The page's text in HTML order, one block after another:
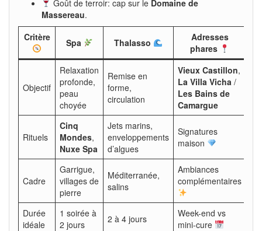
Goût de terroir: cap sur le Domaine de
Massereau.
Critère
Spa Thalasso
Adresses
phares
Objectif
Relaxation
profonde,
peau
choyée
Remise en
forme,
circulation
Vieux Castillon,
La Villa Vicha /
Les Bains de
Camargue
Rituels
Cinq
Mondes,
Nuxe Spa
Jets marins,
enveloppements
d’algues
Signatures
maison
Cadre
Garrigue,
villages de
pierre
Méditerranée,
salins
Ambiances
complémentaires
Durée
idéale
1 soirée à
2 jours
2 à 4 jours
Week-end vs
mini-cure